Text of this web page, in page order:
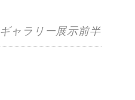
ギャラリー展示前半